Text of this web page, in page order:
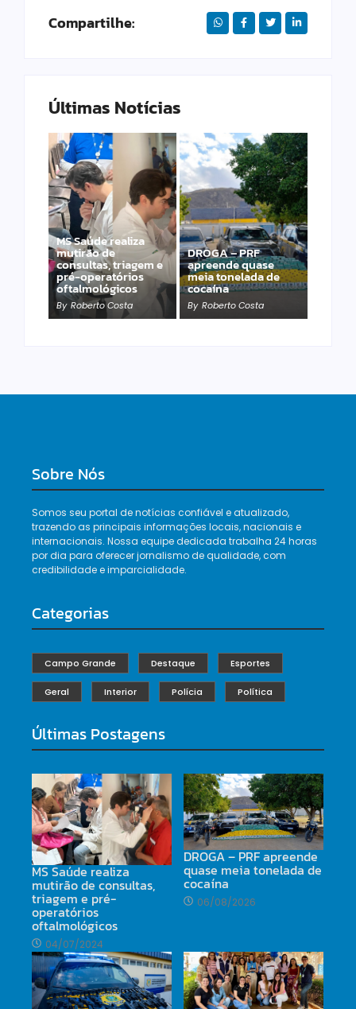
Compartilhe:
Últimas Notícias
MS Saúde realiza
mutirão de
consultas, triagem e
pré-operatórios
oftalmológicos
By Roberto Costa
DROGA – PRF
apreende quase
meia tonelada de
cocaína
By Roberto Costa
PRF apreende 20
pistolas e 40
carregadores na BR-
060
By Roberto Costa
Sobre Nós
Somos seu portal de notícias confiável e atualizado,
trazendo as principais informações locais, nacionais e
internacionais. Nossa equipe dedicada trabalha 24 horas
por dia para oferecer jornalismo de qualidade, com
credibilidade e imparcialidade.
Categorias
Campo Grande Destaque Esportes
Geral Interior Polícia Política
Últimas Postagens
MS Saúde realiza
mutirão de consultas,
triagem e pré-
operatórios
oftalmológicos
04/07/2024
DROGA – PRF apreende
quase meia tonelada de
cocaína
06/08/2026